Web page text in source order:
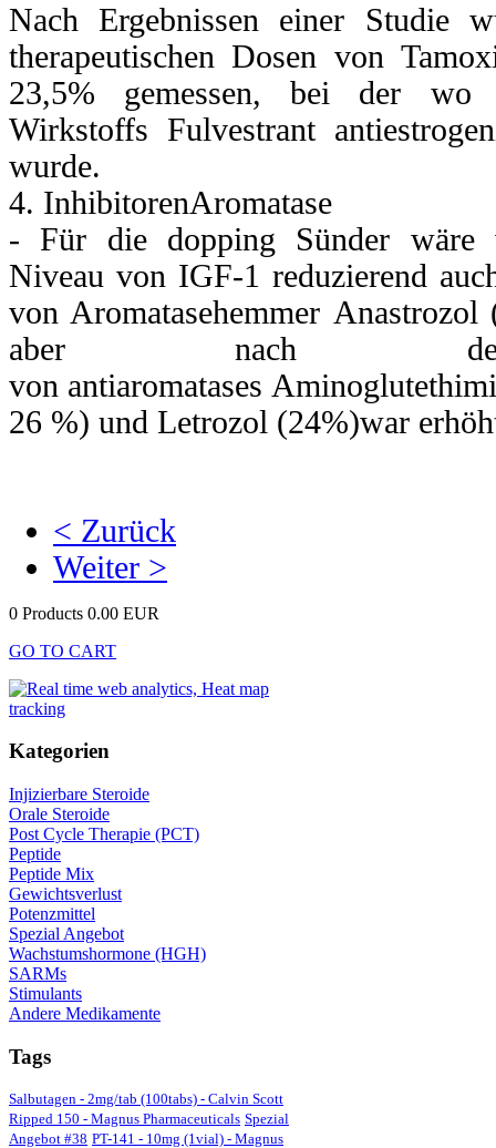
Nach Ergebnissen einer Studie
therapeutischen Dosen von
23,5% gemessen, bei der wo
Wirkstoffs Fulvestrant
wurde.
4. InhibitorenAromatase
- Für die dopping Sünder wäre
Niveau von IGF-1 reduzierend
von Aromatasehemmer
aber nach der
von antiaromatases
26 %) und Letrozol (24%)war
errefürfür
markieren.
:
beenden,
< Zurück
Weiter >
0 Products 0.00 EUR
GO TO CART
Kategorien
Injizierbare Steroide
Orale Steroide
Post Cycle Therapie (PCT)
Peptide
Peptide Mix
Gewichtsverlust
Potenzmittel
Spezial Angebot
Wachstumshormone (HGH)
SARMs
Stimulants
Andere Medikamente
Tags
Salbutagen - 2mg/tab (100tabs) - Calvin Scott
Ripped 150 - Magnus Pharmaceuticals Spezial
Angebot #38 PT-141 - 10mg (1vial) - Magnus